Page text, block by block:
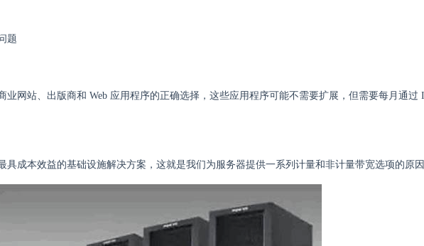
题
网站、出版商和 Web 应用程序的正确选择，这些应用程序可能不需要扩展，但需要每月通过
具成本效益的基础设施解决方案，这就是我们为服务器提供一系列计量和非计量带宽选项的原因